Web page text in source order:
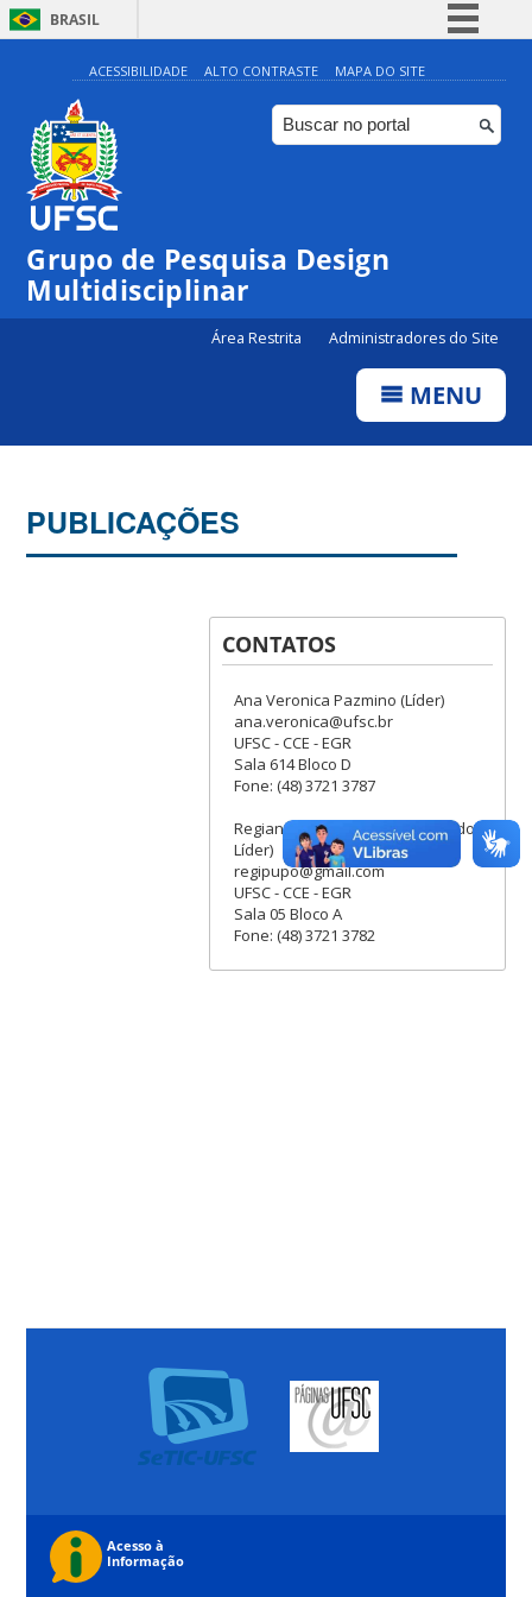
BRASIL
Simplifique!
Comunica BR
Participe
Canais
ACESSIBILIDADE ALTO CONTRASTE MAPA DO SITE
Grupo de Pesquisa Design
Multidisciplinar
Área Restrita Administradores do Site
MENU
PUBLICAÇÕES
CONTATOS
Ana Veronica Pazmino (Líder)
ana.veronica@ufsc.br
UFSC - CCE - EGR
Sala 614 Bloco D
Fone: (48) 3721 3787
Regiane Trevisan Pupo (Segundo
Líder)
regipupo@gmail.com
UFSC - CCE - EGR
Sala 05 Bloco A
Fone: (48) 3721 3782